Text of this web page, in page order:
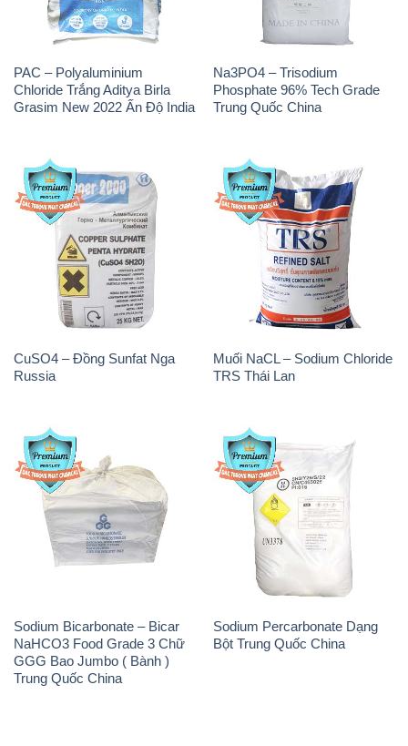
PAC – Polyaluminium
Chloride Trắng Aditya Birla
Grasim New 2022 Ấn Độ India
Na3PO4 – Trisodium
Phosphate 96% Tech Grade
Trung Quốc China
CuSO4 – Đồng Sunfat Nga
Russia
Muối NaCL – Sodium Chloride
TRS Thái Lan
Sodium Bicarbonate – Bicar
NaHCO3 Food Grade 3 Chữ
GGG Bao Jumbo ( Bành )
Trung Quốc China
Sodium Percarbonate Dạng
Bột Trung Quốc China